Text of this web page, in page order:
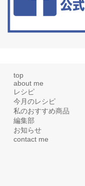
top
about me
レシピ
今月のレシピ
私のおすすめ商品
編集部
お知らせ
contact me